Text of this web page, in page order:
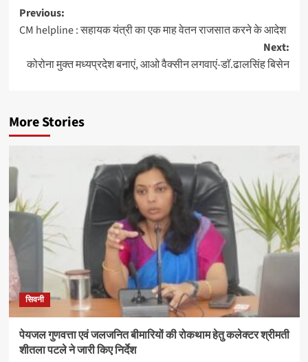
Post
navigation
Previous:
CM helpline : सहायक यंत्री का एक माह वेतन राजसात करने के आदेश
Next:
कोरोना मुक्त मध्यप्रदेश बनाएं, आओ वैक्सीन लगवाएं-डाॅ.ढालसिंह बिसेन
More Stories
सिवनी
पेयजल गुणवत्ता एवं जलजनित बीमारियों की रोकथाम हेतु कलेक्टर श्रीमती
शीतला पटले ने जारी किए निर्देश